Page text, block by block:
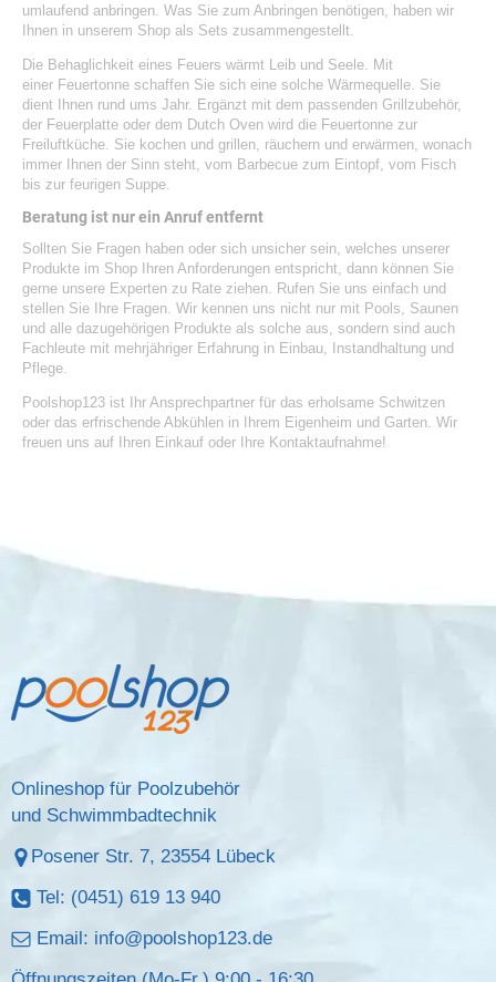
umlaufend anbringen. Was Sie zum Anbringen benötigen, haben wir
Ihnen in unserem Shop als Sets zusammengestellt.
Die Behaglichkeit eines Feuers wärmt Leib und Seele. Mit
einer Feuertonne schaffen Sie sich eine solche Wärmequelle. Sie
dient Ihnen rund ums Jahr. Ergänzt mit dem passenden Grillzubehör,
der Feuerplatte oder dem Dutch Oven wird die Feuertonne zur
Freiluftküche. Sie kochen und grillen, räuchern und erwärmen, wonach
immer Ihnen der Sinn steht, vom Barbecue zum Eintopf, vom Fisch
bis zur feurigen Suppe.
Beratung ist nur ein Anruf entfernt
Sollten Sie Fragen haben oder sich unsicher sein, welches unserer
Produkte im Shop Ihren Anforderungen entspricht, dann können Sie
gerne unsere Experten zu Rate ziehen. Rufen Sie uns einfach und
stellen Sie Ihre Fragen. Wir kennen uns nicht nur mit Pools, Saunen
und alle dazugehörigen Produkte als solche aus, sondern sind auch
Fachleute mit mehrjähriger Erfahrung in Einbau, Instandhaltung und
Pflege.
Poolshop123 ist Ihr Ansprechpartner für das erholsame Schwitzen
oder das erfrischende Abkühlen in Ihrem Eigenheim und Garten. Wir
freuen uns auf Ihren Einkauf oder Ihre Kontaktaufnahme!
Onlineshop für Poolzubehör
und Schwimmbadtechnik
Posener Str. 7, 23554 Lübeck
Tel: (0451) 619 13 940
Email: info@poolshop123.de